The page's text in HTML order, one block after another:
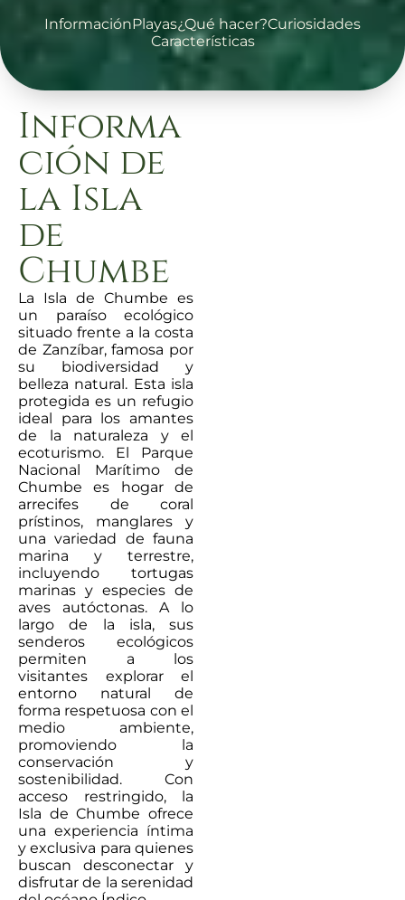
InformaciónPlayas¿Qué hacer?Curiosidades
Características
Informa
ción de
la Isla
de
Chumbe
La Isla de Chumbe es
un paraíso ecológico
situado frente a la costa
de Zanzíbar, famosa por
su biodiversidad y
belleza natural. Esta isla
protegida es un refugio
ideal para los amantes
de la naturaleza y el
ecoturismo. El Parque
Nacional Marítimo de
Chumbe es hogar de
arrecifes de coral
prístinos, manglares y
una variedad de fauna
marina y terrestre,
incluyendo tortugas
marinas y especies de
aves autóctonas. A lo
largo de la isla, sus
senderos ecológicos
permiten a los
visitantes explorar el
entorno natural de
forma respetuosa con el
medio ambiente,
promoviendo la
conservación y
sostenibilidad. Con
acceso restringido, la
Isla de Chumbe ofrece
una experiencia íntima
y exclusiva para quienes
buscan desconectar y
disfrutar de la serenidad